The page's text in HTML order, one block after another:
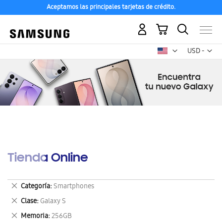
Aceptamos las principales tarjetas de crédito.
USD -
dólar
Mi carrito
Tienda Online
Categoría Smartphones
Eliminar
este
artículo
Clase Galaxy S
Eliminar
este
Memoria 256GB
Eliminar